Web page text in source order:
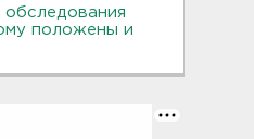
обследования
положены и